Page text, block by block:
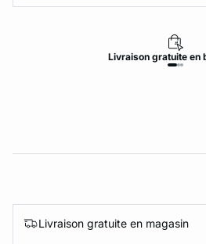
Livraison gratuite en
Livraison gratuite en magasin